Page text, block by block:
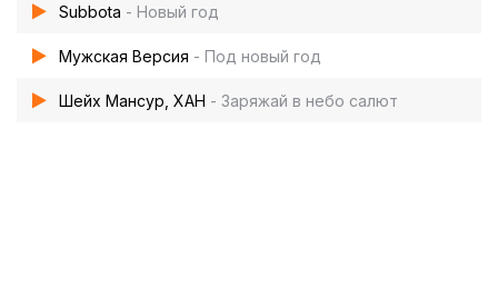
Subbota - Новый год
Мужская Версия - Под новый год
Шейх Мансур, ХАН - Заряжай в небо салют